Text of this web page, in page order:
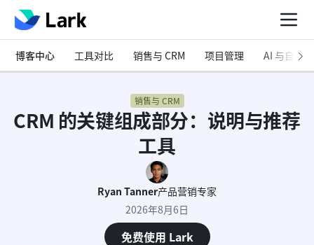
博客中心 工具对比 销售与 CRM 项目管理 AI 与自动化
销售与 CRM
CRM 的关键组成部分：说明与推荐
工具
Ryan Tanner产品营销专家
2026年8月6日
免费使用 Lark